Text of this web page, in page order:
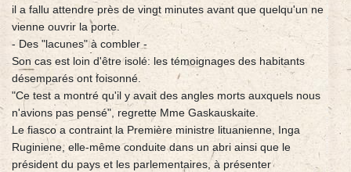
il a fallu attendre près de vingt minutes avant que quelqu'un ne
vienne ouvrir la porte.
- Des "lacunes" à combler -
Son cas est loin d'être isolé: les témoignages des habitants
désemparés ont foisonné.
"Ce test a montré qu'il y avait des angles morts auxquels nous
n'avions pas pensé", regrette Mme Gaskauskaite.
Le fiasco a contraint la Première ministre lituanienne, Inga
Ruginiene, elle-même conduite dans un abri ainsi que le
président du pays et les parlementaires, à présenter